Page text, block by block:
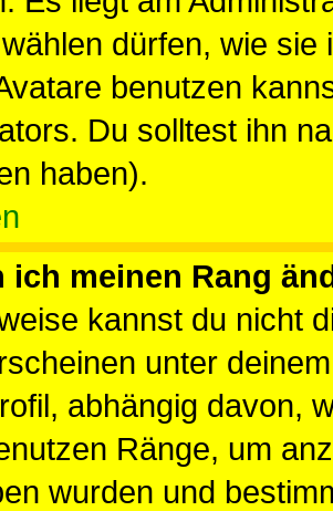
dürfen, wie
benutzen
Du solltest ihn
haben).
ich meinen Rang
kannst du nicht
unter
abhängig davon,
Ränge, um
wurden und